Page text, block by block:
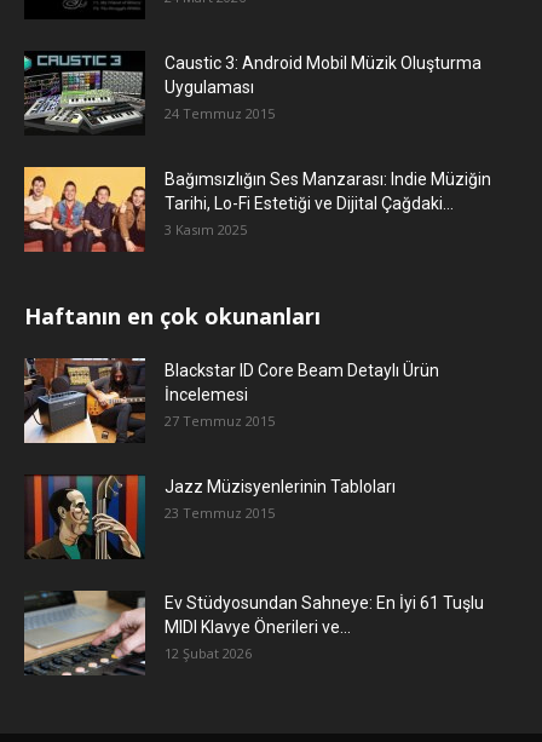
Caustic 3: Android Mobil Müzik Oluşturma
Uygulaması
24 Temmuz 2015
Bağımsızlığın Ses Manzarası: Indie Müziğin
Tarihi, Lo-Fi Estetiği ve Dijital Çağdaki...
3 Kasım 2025
Haftanın en çok okunanları
Blackstar ID Core Beam Detaylı Ürün
İncelemesi
27 Temmuz 2015
Jazz Müzisyenlerinin Tabloları
23 Temmuz 2015
Ev Stüdyosundan Sahneye: En İyi 61 Tuşlu
MIDI Klavye Önerileri ve...
12 Şubat 2026